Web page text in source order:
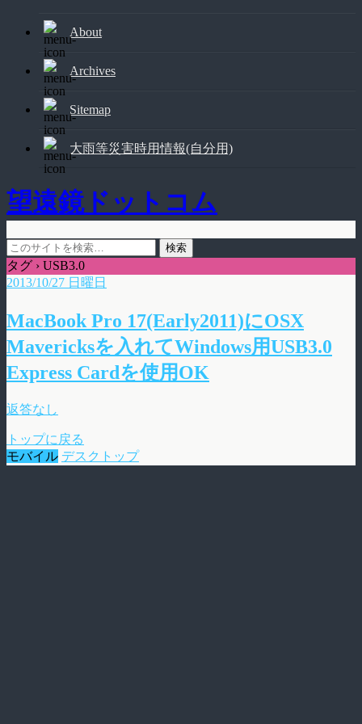
About
Archives
Sitemap
大雨等災害時用情報(自分用)
望遠鏡ドットコム
タグ › USB3.0
2013/10/27 日曜日
MacBook Pro 17(Early2011)にOSX
Mavericksを入れてWindows用USB3.0
Express Cardを使用OK
返答なし
トップに戻る
モバイル デスクトップ